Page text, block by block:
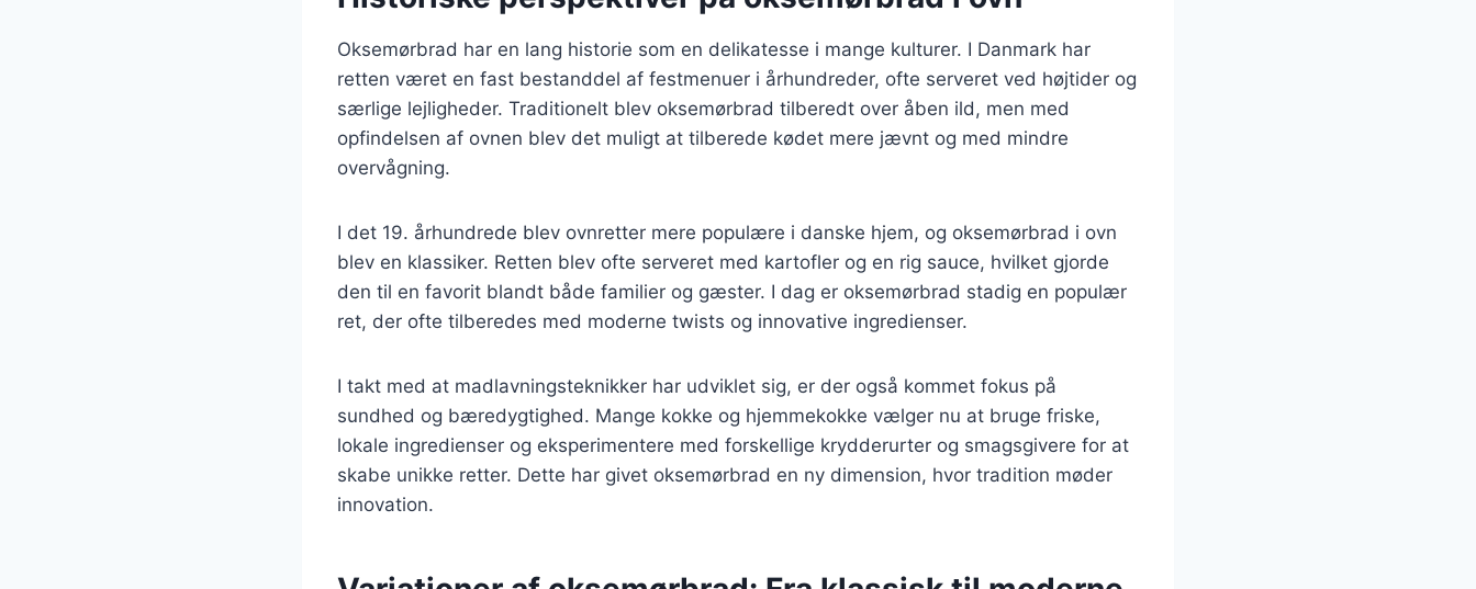
Oksemørbrad har en lang historie som en delikatesse i mange kulturer. I Danmark har
retten været en fast bestanddel af festmenuer i århundreder, ofte serveret ved højtider og
særlige lejligheder. Traditionelt blev oksemørbrad tilberedt over åben ild, men med
opfindelsen af ovnen blev det muligt at tilberede kødet mere jævnt og med mindre
overvågning.
I det 19. århundrede blev ovnretter mere populære i danske hjem, og oksemørbrad i ovn
blev en klassiker. Retten blev ofte serveret med kartofler og en rig sauce, hvilket gjorde
den til en favorit blandt både familier og gæster. I dag er oksemørbrad stadig en populær
ret, der ofte tilberedes med moderne twists og innovative ingredienser.
I takt med at madlavningsteknikker har udviklet sig, er der også kommet fokus på
sundhed og bæredygtighed. Mange kokke og hjemmekokke vælger nu at bruge friske,
lokale ingredienser og eksperimentere med forskellige krydderurter og smagsgivere for at
skabe unikke retter. Dette har givet oksemørbrad en ny dimension, hvor tradition møder
innovation.